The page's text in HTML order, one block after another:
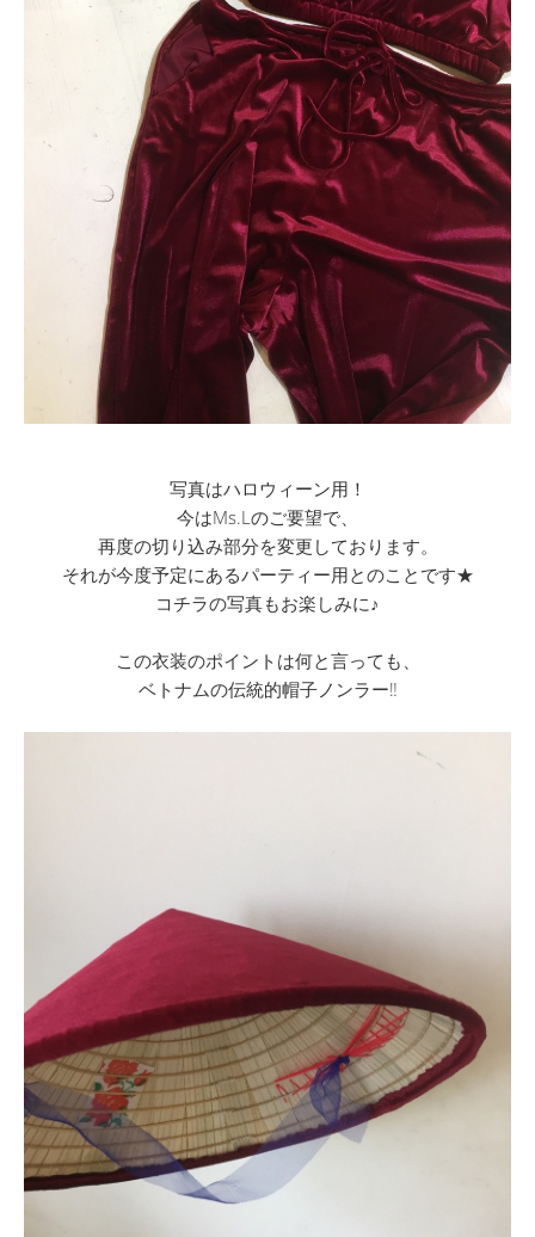
写真はハロウィーン用！
今はMs.Lのご要望で、
再度の切り込み部分を変更しております。
それが今度予定にあるパーティー用とのことです★
コチラの写真もお楽しみに♪
この衣装のポイントは何と言っても、
ベトナムの伝統的帽子ノンラー‼